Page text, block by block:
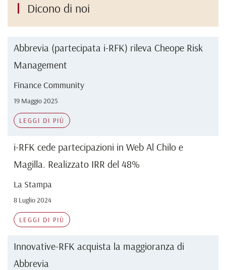
Dicono di noi
Abbrevia (partecipata i-RFK) rileva Cheope Risk
Management
Finance Community
19 Maggio 2025
LEGGI DI PIÙ
i-RFK cede partecipazioni in Web Al Chilo e
Magilla. Realizzato IRR del 48%
La Stampa
8 Luglio 2024
LEGGI DI PIÙ
Innovative-RFK acquista la maggioranza di
Abbrevia